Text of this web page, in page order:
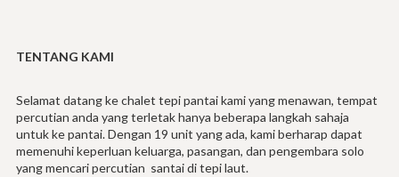
TENTANG KAMI
Selamat datang ke chalet tepi pantai kami yang menawan, tempat
percutian anda yang terletak hanya beberapa langkah sahaja
untuk ke pantai. Dengan 19 unit yang ada, kami berharap dapat
memenuhi keperluan keluarga, pasangan, dan pengembara solo
yang mencari percutian santai di tepi laut.